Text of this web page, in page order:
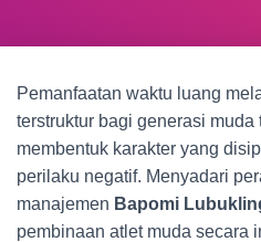
Pemanfaatan waktu luang
terstruktur bagi generasi muda
membentuk karakter yang
perilaku negatif. Menyadari
manajemen Bapomi
pembinaan atlet muda secara